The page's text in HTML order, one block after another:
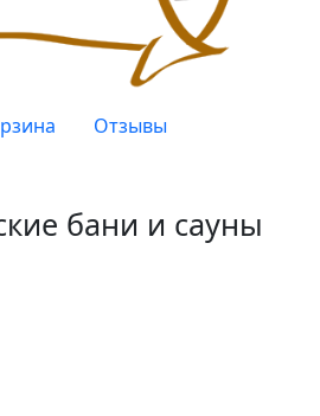
Отзывы
бани и сауны